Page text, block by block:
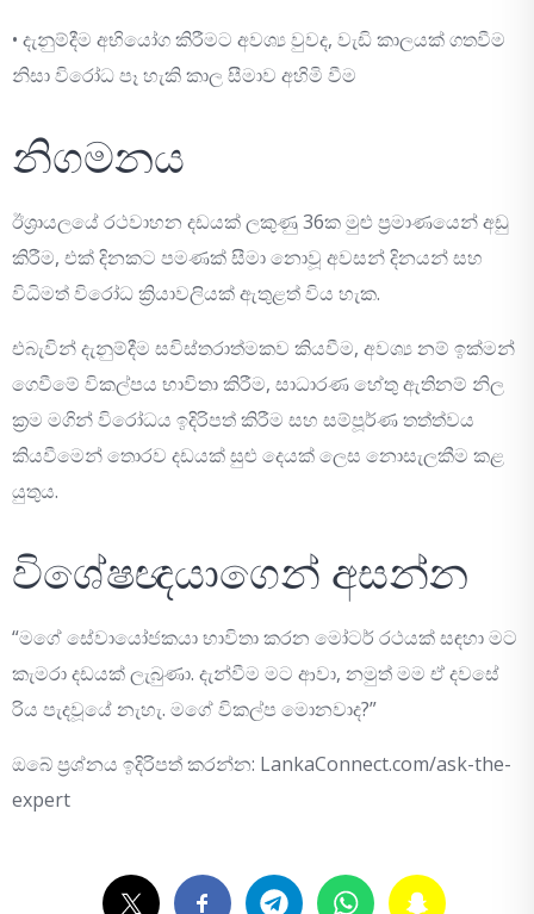
• දැනුම්දීම අභියෝග කිරීමට අවශ්‍ය වුවද, වැඩි කාලයක් ගතවීම
නිසා විරෝධ පෑ හැකි කාල සීමාව අහිමි වීම
නිගමනය
ඊශ්‍රායලයේ රථවාහන දඩයක් ලකුණු 36ක මුළු ප්‍රමාණයෙන් අඩු
කිරීම, එක් දිනකට පමණක් සීමා නොවූ අවසන් දිනයන් සහ
විධිමත් විරෝධ ක්‍රියාවලියක් ඇතුළත් විය හැක.
එබැවින් දැනුම්දීම සවිස්තරාත්මකව කියවීම, අවශ්‍ය නම් ඉක්මන්
ගෙවීමේ විකල්පය භාවිතා කිරීම, සාධාරණ හේතු ඇතිනම් නිල
ක්‍රම මගින් විරෝධය ඉදිරිපත් කිරීම සහ සම්පූර්ණ තත්ත්වය
කියවීමෙන් තොරව දඩයක් සුළු දෙයක් ලෙස නොසැලකීම කළ
යුතුය.
විශේෂඥයාගෙන් අසන්න
“මගේ සේවායෝජකයා භාවිතා කරන මෝටර් රථයක් සඳහා මට
කැමරා දඩයක් ලැබුණා. දැන්වීම මට ආවා, නමුත් මම ඒ දවසේ
රිය පැදවූයේ නැහැ. මගේ විකල්ප මොනවාද?”
ඔබේ ප්‍රශ්නය ඉදිරිපත් කරන්න: LankaConnect.com/ask-the-
expert